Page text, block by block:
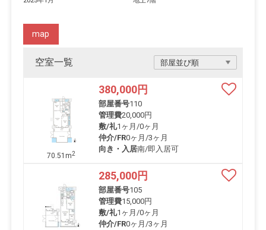
空室一覧
map
70.51m2
380,000円
部屋番号110
管理費20,000円
敷/礼1ヶ月 /0ヶ月
仲介/FR0ヶ月 /3ヶ月
向き・入居南/即入居可
285,000円
部屋番号105
管理費15,000円
敷/礼1ヶ月 /0ヶ月
仲介/FR0ヶ月 /3ヶ月